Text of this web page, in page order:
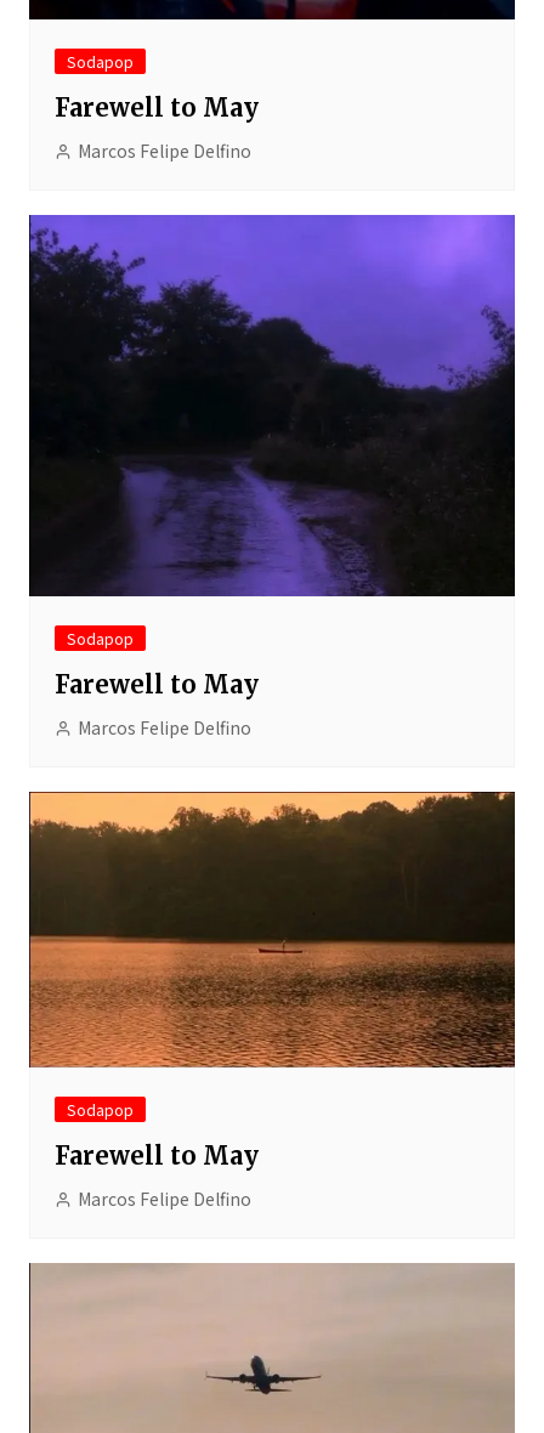
Sodapop
Farewell to May
Marcos Felipe Delfino
Sodapop
Farewell to May
Marcos Felipe Delfino
Sodapop
Farewell to May
Marcos Felipe Delfino